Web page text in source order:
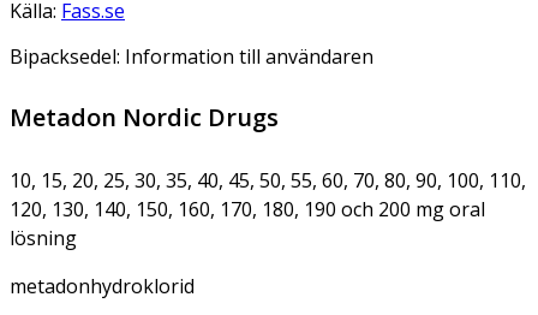
Källa: Fass.se
Bipacksedel: Information till användaren
Metadon Nordic Drugs
10, 15, 20, 25, 30, 35, 40, 45, 50, 55, 60, 70, 80, 90, 100, 110,
120, 130, 140, 150, 160, 170, 180, 190 och 200 mg oral
lösning
metadonhydroklorid